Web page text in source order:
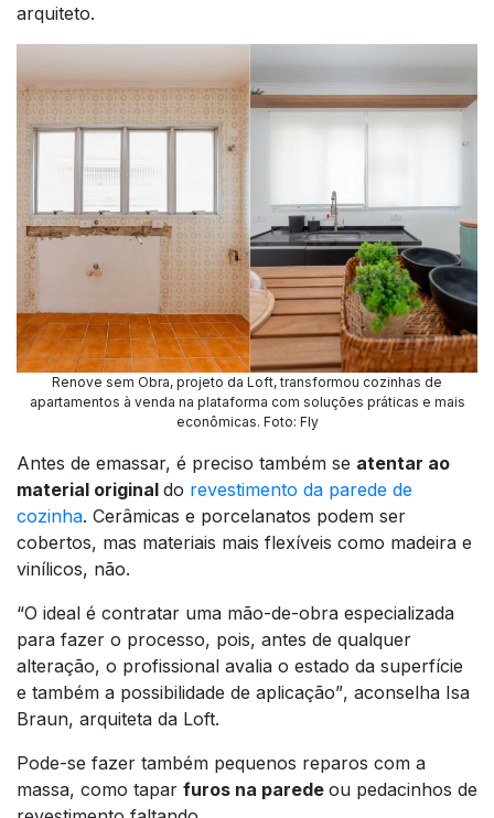
arquiteto.
Renove sem Obra, projeto da Loft, transformou cozinhas de
apartamentos à venda na plataforma com soluções práticas e mais
econômicas. Foto: Fly
Antes de emassar, é preciso também se atentar ao
material original do revestimento da parede de
cozinha. Cerâmicas e porcelanatos podem ser
cobertos, mas materiais mais flexíveis como madeira e
vinílicos, não.
“O ideal é contratar uma mão-de-obra especializada
para fazer o processo, pois, antes de qualquer
alteração, o profissional avalia o estado da superfície
e também a possibilidade de aplicação”, aconselha Isa
Braun, arquiteta da Loft.
Pode-se fazer também pequenos reparos com a
massa, como tapar furos na parede ou pedacinhos de